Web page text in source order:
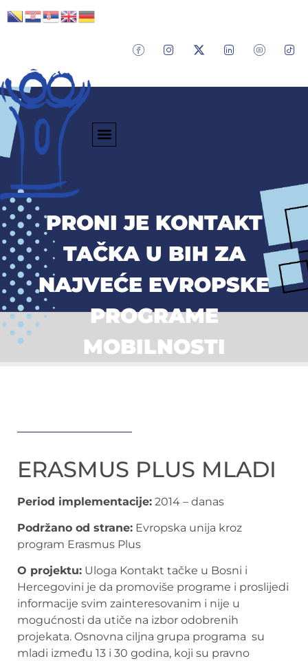
PRONI JE KONTAKT
TAČKA U BIH ZA
NAJVEĆE EVROPSKE
PROGRAME
MOBILNOSTI
ERASMUS PLUS MLADI
Period implementacije: 2014 – danas
Podržano od strane: Evropska unija kroz
program Erasmus Plus
O projektu: Uloga Kontakt tačke u Bosni i
Hercegovini je da promoviše programe i proslijedi
informacije svim zainteresovanim i nije u
mogućnosti da utiče na izbor odobrenih
projekata. Osnovna ciljna grupa programa su
mladi između 13 i 30 godina, koji su pravno